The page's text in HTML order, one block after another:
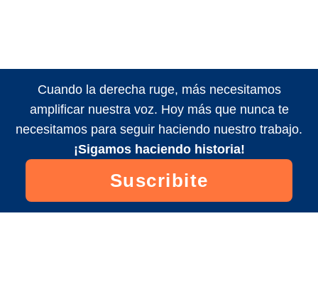
Cuando la derecha ruge, más necesitamos
amplificar nuestra voz. Hoy más que nunca te
necesitamos para seguir haciendo nuestro trabajo.
¡Sigamos haciendo historia!
Suscribite